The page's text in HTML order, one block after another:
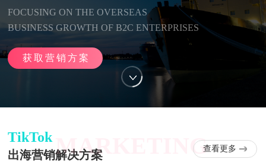
FOCUSING ON THE OVERSEAS
BUSINESS GROWTH OF B2C ENTERPRISES
获取营销方案
TikTok MARKETING
出海营销解决方案 查看更多